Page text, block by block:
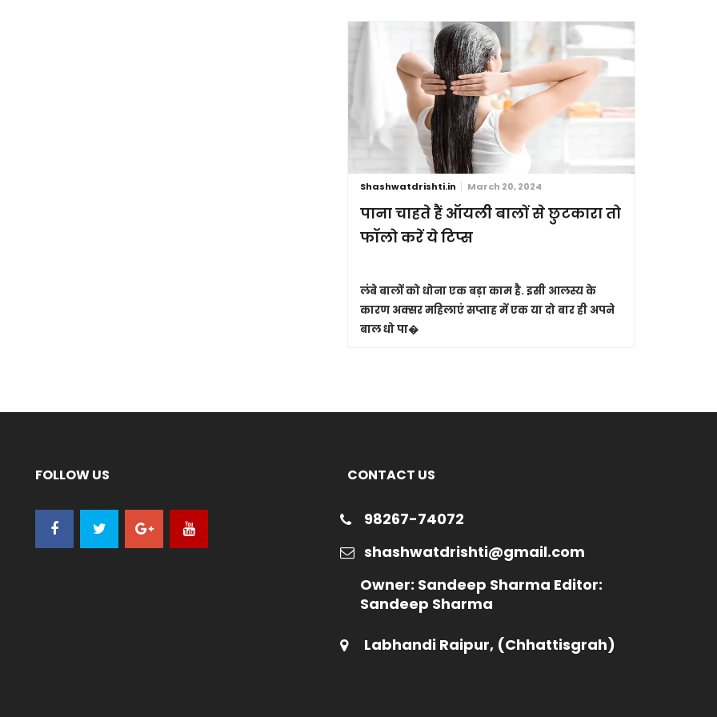
Shashwatdrishti.in March 20, 2024
पाना चाहते हैं ऑयली बालों से छुटकारा तो
फॉलो करें ये टिप्स
लंबे बालों को धोना एक बड़ा काम है. इसी आलस्य के
कारण अक्सर महिलाएं सप्ताह में एक या दो बार ही अपने
बाल धो पा�
FOLLOW US CONTACT US
98267-74072
shashwatdrishti@gmail.com
Owner: Sandeep Sharma Editor:
Sandeep Sharma
Labhandi Raipur, (Chhattisgrah)